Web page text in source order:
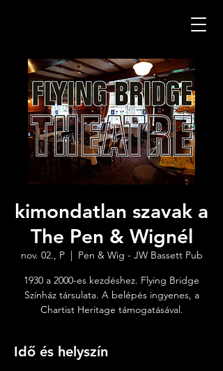
kimondatlan szavak a
The Pen & Wignél
nov. 02., P
  |
Pen & Wig - JW Bassett Pub
1930 a 2000-es kezdéshez. Flying Bridge
Színház társulata. A belépés ingyenes, a
Chartist Heritage támogatásával.
Idő és helyszín